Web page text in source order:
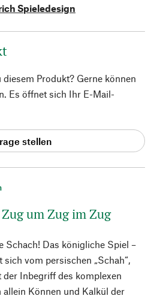
um Zug im Zug
Schach! Das königliche Spiel –
vom persischen „Schah“,
der Inbegriff des komplexen
allein Können und Kalkül der
Spieledesign
diesem Produkt? Gerne können
Es öffnet sich Ihr E-Mail-
stellen